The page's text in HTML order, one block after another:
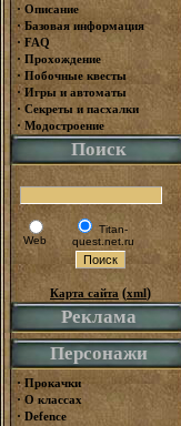
· Описание
· Базовая информация
· FAQ
· Прохождение
· Побочные квесты
· Игры и автоматы
· Секреты и пасхалки
· Модостроение
Поиск
Web
Titan-
quest.net.ru
Карта сайта (xml)
Реклама
Персонажи
·Прокачки
·О классах
·Defence